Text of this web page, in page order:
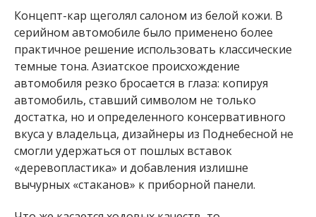
Концепт-кар щеголял салоном из белой кожи. В
серийном автомобиле было применено более
практичное решение использовать классические
темные тона. Азиатское происхождение
автомобиля резко бросается в глаза: копируя
автомобиль, ставший символом не только
достатка, но и определенного консервативного
вкуса у владельца, дизайнеры из Поднебесной не
смогли удержаться от пошлых вставок
«деревопластика» и добавления излишне
вычурных «стаканов» к приборной панели.